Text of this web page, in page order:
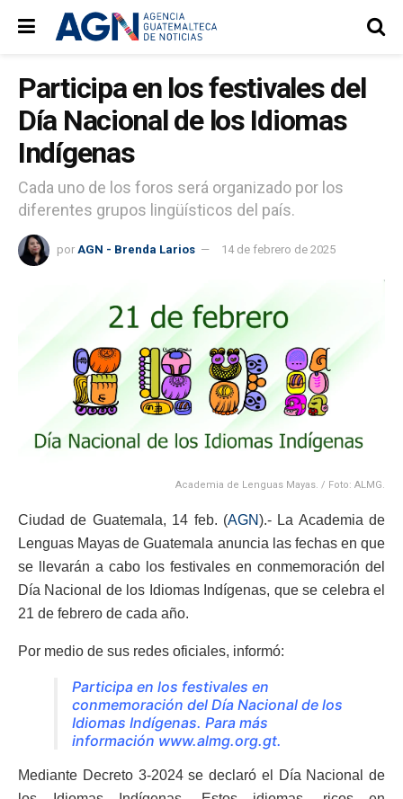
Participa en los festivales del
Día Nacional de los Idiomas
Indígenas
Cada uno de los foros será organizado por los
diferentes grupos lingüísticos del país.
por AGN - Brenda Larios 14 de febrero de 2025
Academia de Lenguas Mayas. / Foto: ALMG.
Ciudad de Guatemala, 14 feb. (AGN ).- La Academia de
Lenguas Mayas de Guatemala anuncia las fechas en que
se llevarán a cabo los festivales en conmemoración del
Día Nacional de los Idiomas Indígenas, que se celebra el
21 de febrero de cada año.
Por medio de sus redes oficiales, informó:
Participa en los festivales en
conmemoración del Día Nacional de los
Idiomas Indígenas. Para más
información www.almg.org.gt.
Mediante Decreto 3-2024 se declaró el Día Nacional de